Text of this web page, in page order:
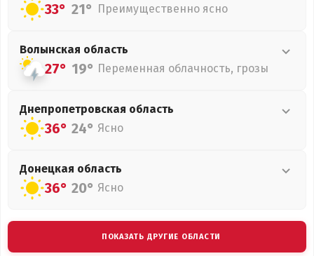
33° 21° Преимущественно ясно
Волынская область
27° 19° Переменная облачность, грозы
Днепропетровская область
36° 24° Ясно
Донецкая область
36° 20° Ясно
ПОКАЗАТЬ ДРУГИЕ ОБЛАСТИ